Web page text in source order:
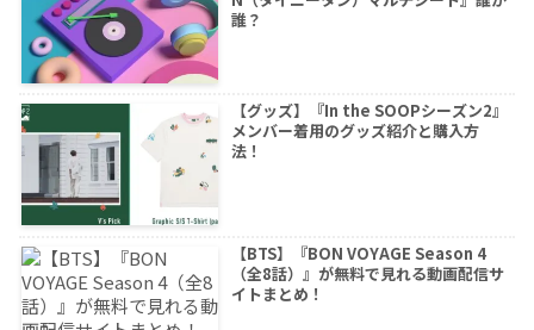
誰？
【グッズ】『In the SOOPシーズン2』
メンバー着用のグッズ紹介と購入方
法！
【BTS】『BON VOYAGE Season 4
（全8話）』が無料で見れる動画配信サ
イトまとめ！